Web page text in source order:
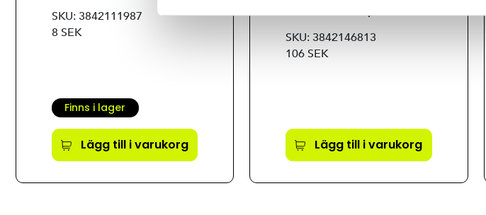
SKU: 3842111987
8 SEK
Finns i lager
Lägg till i varukorg
60X60X42X2,5
SKU: 3842146813
106 SEK
Lägg till i varukorg